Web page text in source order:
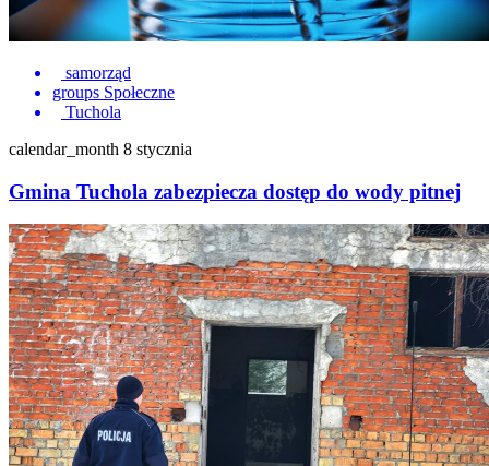
samorząd
groups Społeczne
Tuchola
calendar_month 8 stycznia
Gmina Tuchola zabezpiecza dostęp do wody pitnej